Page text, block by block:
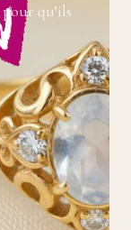
qu’ils